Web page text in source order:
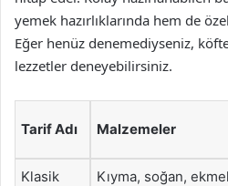
yemek hazırlıklarında hem de
Eğer henüz denemediyseniz,
lezzetler deneyebilirsiniz.
Tarif Adı Malzemeler
Klasik
Kıyma, soğan,